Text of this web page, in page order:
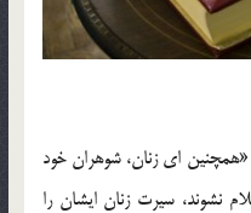
اي زنان، شوهران خود
نشوند، سيرت زنان ايشان را